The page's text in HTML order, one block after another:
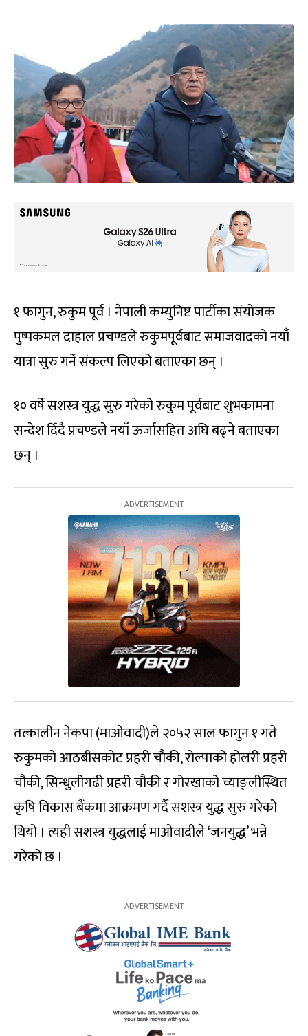
१ फागुन, रुकुम पूर्व । नेपाली कम्युनिष्ट पार्टीका संयोजक
पुष्पकमल दाहाल प्रचण्डले रुकुमपूर्वबाट समाजवादको नयाँ
यात्रा सुरु गर्ने संकल्प लिएको बताएका छन् ।
१० वर्षे सशस्त्र युद्ध सुरु गरेको रुकुम पूर्वबाट शुभकामना
सन्देश दिँदै प्रचण्डले नयाँ ऊर्जासहित अघि बढ्ने बताएका
छन् ।
तत्कालीन नेकपा (माओवादी)ले २०५२ साल फागुन १ गते
रुकुमको आठबीसकोट प्रहरी चौकी, रोल्पाको होलरी प्रहरी
चौकी, सिन्धुलीगढी प्रहरी चौकी र गोरखाको च्याङ्लीस्थित
कृषि विकास बैंकमा आक्रमण गर्दै सशस्त्र युद्ध सुरु गरेको
थियो । त्यही सशस्त्र युद्धलाई माओवादीले ‘जनयुद्ध’ भन्ने
गरेको छ ।